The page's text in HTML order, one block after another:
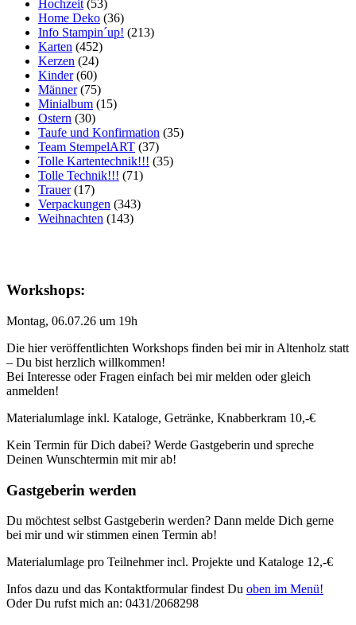
Hochzeit (53)
Home Deko (36)
Info Stampin´up! (213)
Karten (452)
Kerzen (24)
Kinder(60)
Männer(75)
Minialbum (15)
Ostern (30)
Taufe und Konfirmation (35)
Team StempelART (37)
Tolle Kartentechnik!!! (35)
Tolle Technik!!! (71)
Trauer(17)
Verpackungen (343)
Weihnachten (143)
Workshops:
Montag, 06.07.26 um 19h
Die hier veröffentlichten Workshops finden bei mir in Altenholz statt
– Du bist herzlich willkommen!
Bei Interesse oder Fragen einfach bei mir melden oder gleich
anmelden!
Materialumlage inkl. Kataloge, Getränke, Knabberkram 10,-€
Kein Termin für Dich dabei? Werde Gastgeberin und spreche
Deinen Wunschtermin mit mir ab!
Gastgeberin werden
Du möchtest selbst Gastgeberin werden? Dann melde Dich gerne
bei mir und wir stimmen einen Termin ab!
Materialumlage pro Teilnehmer incl. Projekte und Kataloge 12,-€
Infos dazu und das Kontaktformular findest Du oben im Menü!
Oder Du rufst mich an: 0431/2068298